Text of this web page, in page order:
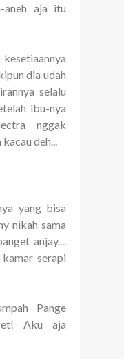
aneh aja itu
dia udah
selalu
ibu-nya
nggak
deh...
yang bisa
nikah sama
anjay....
serapi
Pange
Aku aja